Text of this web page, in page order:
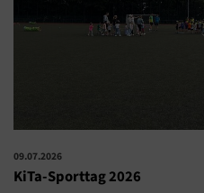
09.07.2026
KiTa-Sporttag 2026